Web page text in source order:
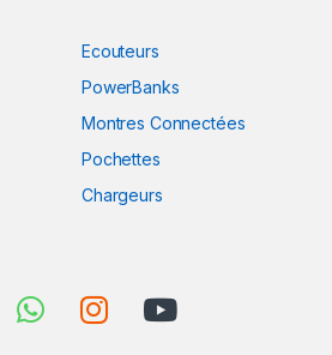
Ecouteurs
PowerBanks
Montres Connectées
Pochettes
Chargeurs